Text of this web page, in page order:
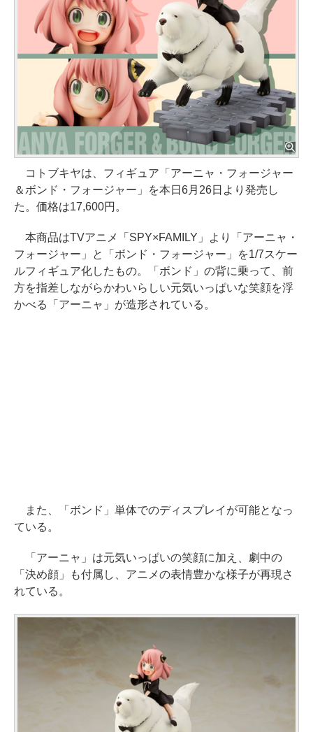
コトブキヤは、フィギュア「アーニャ・フォージャー
＆ボンド・フォージャー」を本日6月26日より発売し
た。価格は17,600円。
本商品はTVアニメ「SPY×FAMILY」より「アーニャ・
フォージャー」と「ボンド・フォージャー」を1/7スケー
ルフィギュア化したもの。「ボンド」の背に乗って、前
方を指差しながらかわいらしい元気いっぱいな笑顔を浮
かべる「アーニャ」が造形されている。
また、「ボンド」単体でのディスプレイが可能となっ
ている。
「アーニャ」は元気いっぱいの笑顔に加え、劇中の
「決め顔」も付属し、アニメの表情豊かな様子が再現さ
れている。